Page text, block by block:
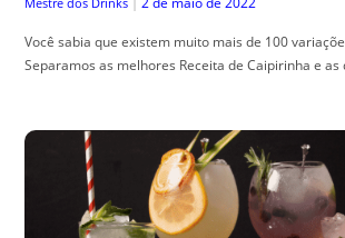
Você sabia que existem muito mais de 100
Separamos as melhores Receita de Caipirinha e as